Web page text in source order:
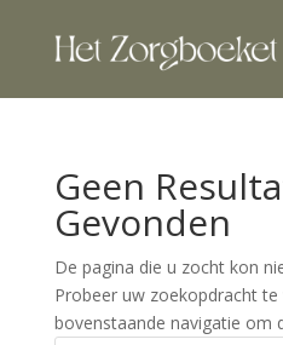
Geen
Gevonden
De pagina die u zocht kon
Probeer uw zoekopdracht
bovenstaande navigatie om